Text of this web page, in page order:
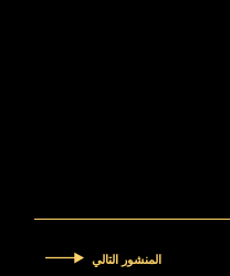
المنشور التالي